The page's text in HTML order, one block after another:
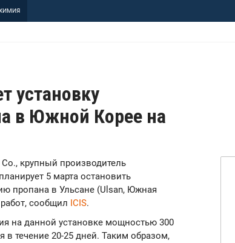
установку
в Южной Корее на
крупный производитель
5 марта остановить
пропана в Ульсане (Ulsan, Южная
сообщил ICIS.
на данной установке мощностью 300
в течение 20-25 дней. Таким образом,